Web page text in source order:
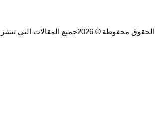
© 2026جميع المقالات التي تنشر لا تعبر بالضرورة عن رأي الموقع